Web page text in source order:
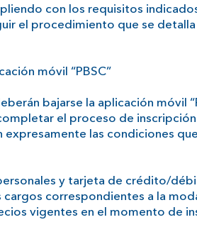
con los requisitos
el procedimiento que se
móvil “PBSC”
bajarse la aplicación móvil
el proceso de inscripción
las condiciones que
y tarjeta de crédito/
correspondientes a la
vigentes en el momento de